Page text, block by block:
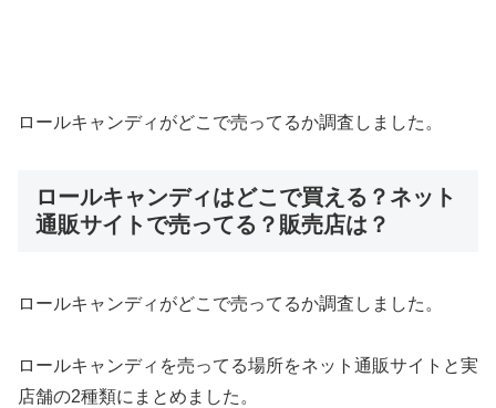
ロールキャンディがどこで売ってるか調査しました。
ロールキャンディはどこで買える？ネット
通販サイトで売ってる？販売店は？
ロールキャンディがどこで売ってるか調査しました。
ロールキャンディを売ってる場所をネット通販サイトと実
店舗の2種類にまとめました。